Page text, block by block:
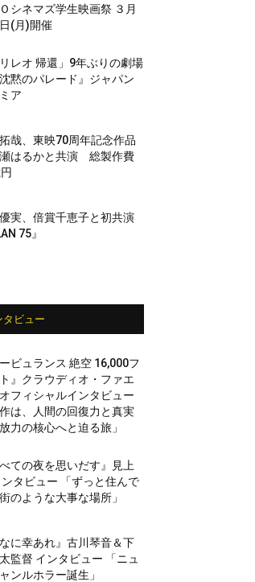
シネマズ学生映画祭 ３月
(月)開催
リレオ 帰還」9年ぶりの劇場
黙のパレード』ジャパン
ア
哉、東映70周年記念作品
はるかと共演 総製作費
実、倍賞千恵子と初共演
75』
タビュー
ービュランス 絶空 16,000フ
』クラウディオ・ファエ
フィシャルインタビュー
作は、人間の回復力と真実
力の核心へと迫る旅」
べての夜を思いだす』見上
タビュー 「ずっと住んで
のような大事な場所」
なに幸あれ』古川琴音＆下
監督 インタビュー 「ニュ
ンルホラー誕生」